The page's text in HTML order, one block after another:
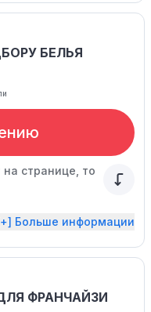
БЕЛЬЯ
странице, то
Больше информации
ФРАНЧАЙЗИ